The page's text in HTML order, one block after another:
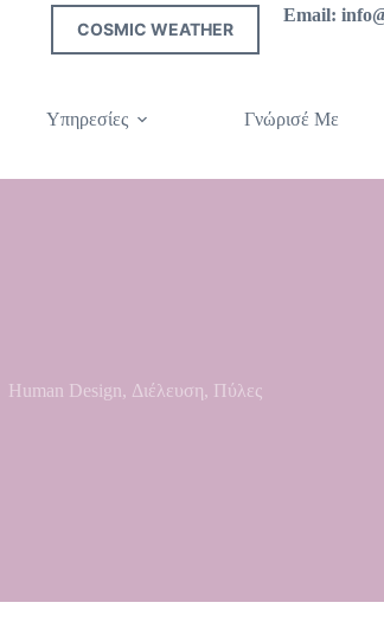
COSMIC WEATHER
Email:
Υπηρεσίες Γνώρισέ Με
Human Design, Διέλευση, Πύλες